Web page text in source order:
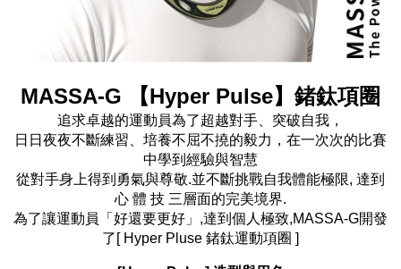
MASSA-G 【Hyper Pulse】鍺鈦項圈
追求卓越的運動員為了超越對手、突破自我，
日日夜夜不斷練習、培養不屈不撓的毅力，在一次次的比賽
中學到經驗與智慧
從對手身上得到勇氣與尊敬.並不斷挑戰自我體能極限, 達到
心 體 技 三層面的完美境界.
為了讓運動員「好還要更好」,達到個人極致,MASSA-G開發
了[ Hyper Pluse 鍺鈦運動項圈 ]